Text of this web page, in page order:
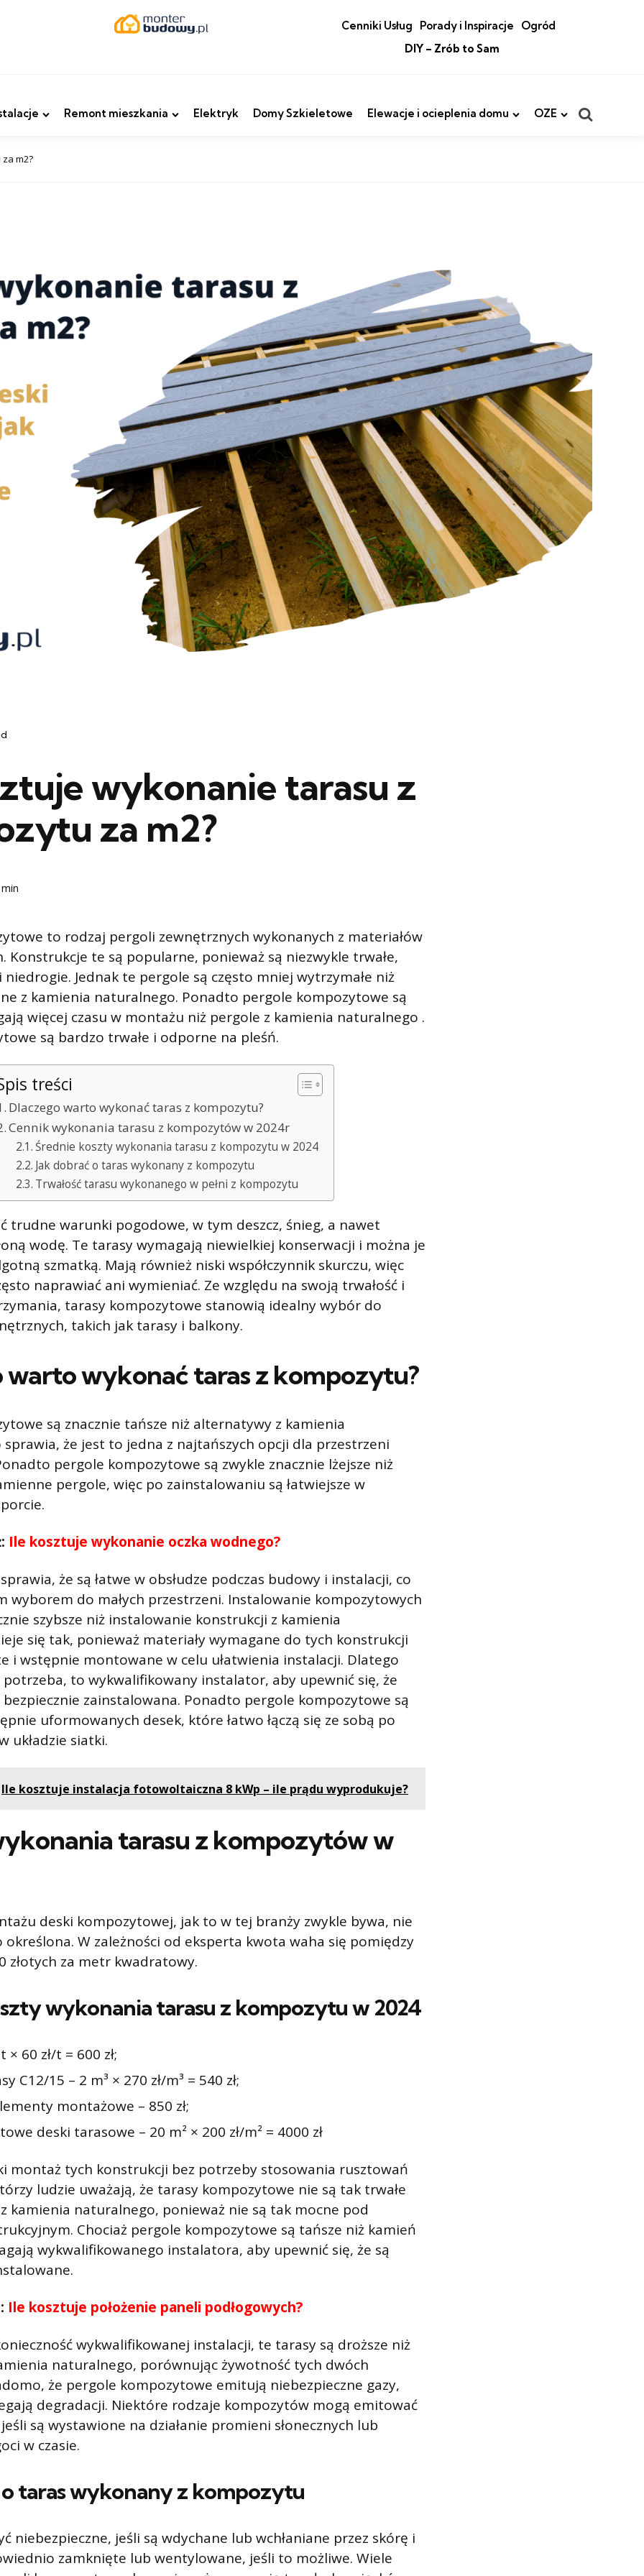
Cenniki Usług Porady i Inspiracje
Ogród
DIY – Zrób to Sam
Remont mieszkania Elektryk Domy Szkieletowe Elewacje i ocieplenia domu OZE
m2?
wykonanie tarasu z
za m2?
to rodzaj pergoli zewnętrznych wykonanych z materiałów
Konstrukcje te są popularne, ponieważ są niezwykle trwałe,
Jednak te pergole są często mniej wytrzymałe niż
z kamienia naturalnego. Ponadto pergole kompozytowe są
więcej czasu w montażu niż pergole z kamienia naturalnego .
są bardzo trwałe i odporne na pleśń.
treści
Dlaczego warto wykonać taras z kompozytu?
Cennik wykonania tarasu z kompozytów w 2024r
Średnie koszty wykonania tarasu z kompozytu w 2024
Jak dobrać o taras wykonany z kompozytu
Trwałość tarasu wykonanego w pełni z kompozytu
trudne warunki pogodowe, w tym deszcz, śnieg, a nawet
wodę. Te tarasy wymagają niewielkiej konserwacji i można je
szmatką. Mają również niski współczynnik skurczu, więc
naprawiać ani wymieniać. Ze względu na swoją trwałość i
tarasy kompozytowe stanowią idealny wybór do
takich jak tarasy i balkony.
warto wykonać taras z kompozytu?
są znacznie tańsze niż alternatywy z kamienia
że ​​jest to jedna z najtańszych opcji dla przestrzeni
pergole kompozytowe są zwykle znacznie lżejsze niż
pergole, więc po zainstalowaniu są łatwiejsze w
Ile kosztuje wykonanie oczka wodnego?
że ​​są łatwe w obsłudze podczas budowy i instalacji, co
wyborem do małych przestrzeni. Instalowanie kompozytowych
szybsze niż instalowanie konstrukcji z kamienia
się tak, ponieważ materiały wymagane do tych konstrukcji
i wstępnie montowane w celu ułatwienia instalacji. Dlatego
potrzeba, to wykwalifikowany instalator, aby upewnić się, że
zainstalowana. Ponadto pergole kompozytowe są
uformowanych desek, które łatwo łączą się ze sobą po
układzie siatki.
Ile kosztuje instalacja fotowoltaiczna 8 kWp – ile prądu wyprodukuje?
tarasu z kompozytów w
deski kompozytowej, jak to w tej branży zwykle bywa, nie
określona. W zależności od eksperta kwota waha się pomiędzy
złotych za metr kwadratowy.
wykonania tarasu z kompozytu w 2024
× 60 zł/t = 600 zł;
C12/15 – 2 m³ × 270 zł/m³ = 540 zł;
montażowe – 850 zł;
deski tarasowe – 20 m² × 200 zł/m² = 4000 zł
montaż tych konstrukcji bez potrzeby stosowania rusztowań
ludzie uważają, że tarasy kompozytowe nie są tak trwałe
kamienia naturalnego, ponieważ nie są tak mocne pod
Chociaż pergole kompozytowe są tańsze niż kamień
wykwalifikowanego instalatora, aby upewnić się, że są
Ile kosztuje położenie paneli podłogowych?
wykwalifikowanej instalacji, te tarasy są droższe niż
naturalnego, porównując żywotność tych dwóch
że pergole kompozytowe emitują niebezpieczne gazy,
degradacji. Niektóre rodzaje kompozytów mogą emitować
są wystawione na działanie promieni słonecznych lub
w czasie.
o taras wykonany z kompozytu
niebezpieczne, jeśli są wdychane lub wchłaniane przez skórę i
zamknięte lub wentylowane, jeśli to możliwe. Wiele